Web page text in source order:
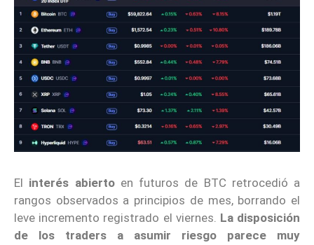
El interés abiertoen futuros de BTC retrocedió a
rangos observados a principios de mes, borrando el
leve incremento registrado el viernes. La disposición
de los traders a asumir riesgo parece muy